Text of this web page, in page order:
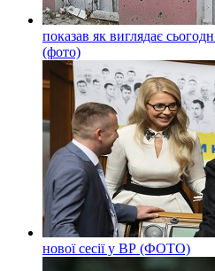
показав як виглядає
(фото)
нової сесії у ВР (ФОТО)